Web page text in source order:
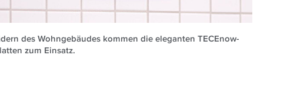
des Wohngebäudes kommen die eleganten TECEnow-
zum Einsatz.